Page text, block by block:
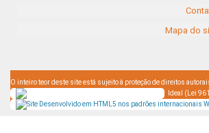
Mapa do
O inteiro teor deste site está sujeito à proteção de direitos
Ideal (Lei